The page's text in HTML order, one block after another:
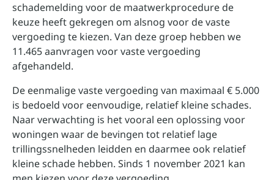
schademelding voor de maatwerkprocedure de
keuze heeft gekregen om alsnog voor de vaste
vergoeding te kiezen. Van deze groep hebben we
11.465 aanvragen voor vaste vergoeding
afgehandeld.
De eenmalige vaste vergoeding van maximaal € 5.000
is bedoeld voor eenvoudige, relatief kleine schades.
Naar verwachting is het vooral een oplossing voor
woningen waar de bevingen tot relatief lage
trillingssnelheden leidden en daarmee ook relatief
kleine schade hebben. Sinds 1 november 2021 kan